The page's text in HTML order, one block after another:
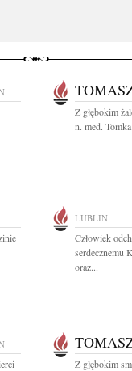
Z głębokim
n. med.
LUBLIN
Człowiek
serdecznemu
oraz...
Z głębokim